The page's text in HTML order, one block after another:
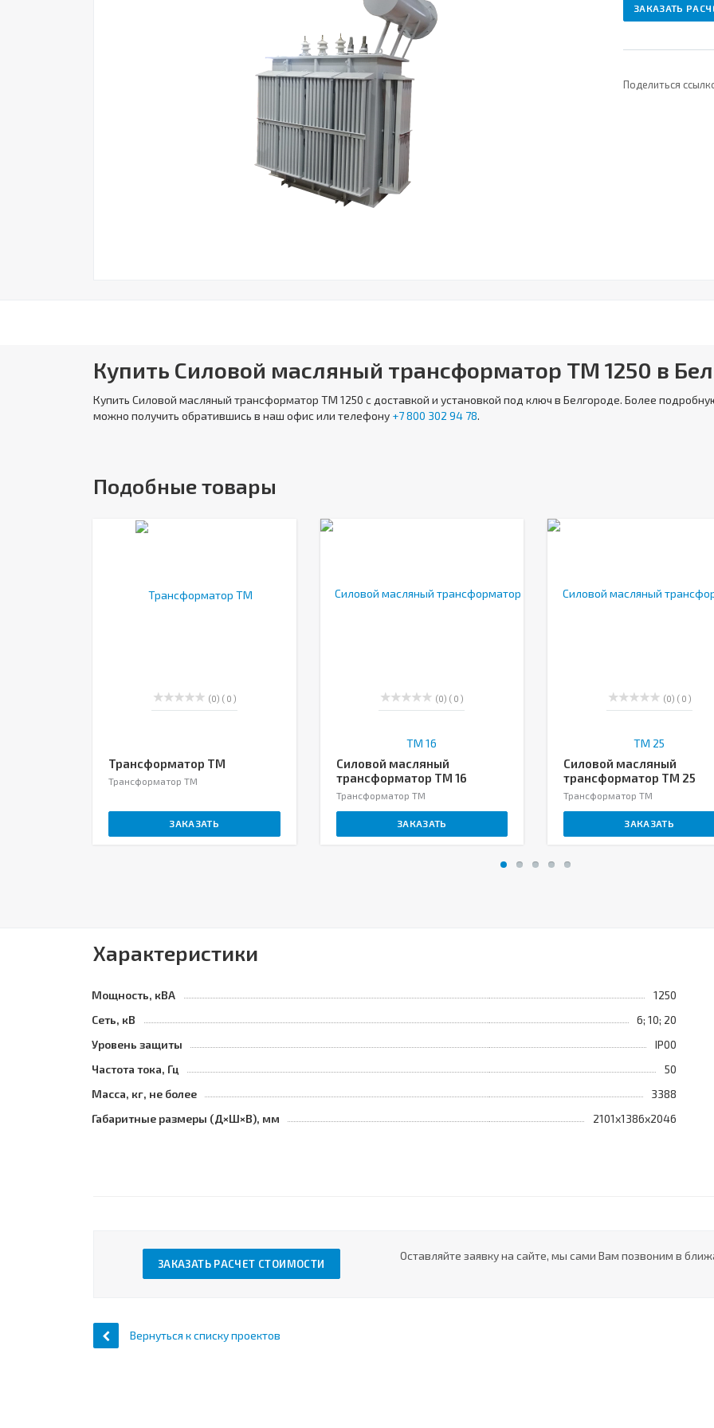
ЗАКАЗАТЬ
Поделиться
Купить Силовой масляный трансформатор ТМ 1250 в
Купить Силовой масляный трансформатор ТМ 1250 с доставкой и установкой под ключ в Белгороде. Более
можно получить обратившись в наш офис или телефону +7 800 302 94 78.
Подобные товары
(0) ( 0 )
Трансформатор ТМ
Трансформатор ТМ
ЗАКАЗАТЬ
(0) ( 0 )
Силовой масляный
трансформатор ТМ 16
Трансформатор ТМ
ЗАКАЗАТЬ
(0) ( 0 )
Силовой масляный
трансформатор ТМ 25
Трансформатор ТМ
ЗАКАЗАТЬ
Характеристики
Мощность, кВА
1250
Сеть, кВ
6; 10; 20
Уровень защиты
IP00
Частота тока, Гц
50
Масса, кг, не более
3388
Габаритные размеры (Д×Ш×В), мм
2101х1386х2046
ЗАКАЗАТЬ РАСЧЕТ СТОИМОСТИ
Оставляйте заявку на сайте, мы сами Вам позвоним в
Вернуться к списку проектов